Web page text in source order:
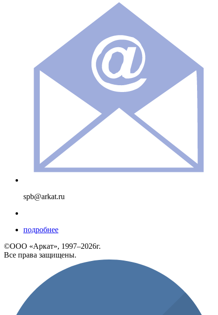
spb@arkat.ru
подробнее
©ООО «Аркат», 1997–2026г.
Все права защищены.